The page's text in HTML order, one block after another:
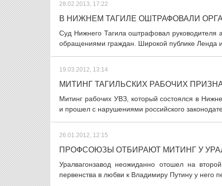
28.02.2013, 17:22
В НИЖНЕМ ТАГИЛЕ ОШТРАФОВАЛИ
Суд Нижнего Тагила оштрафовал руководителя
обращениями граждан. Широкой публике Ленда
19.03.2012, 13:14
МИТИНГ ТАГИЛЬСКИХ РАБОЧИХ
Митинг рабочих УВЗ, который состоялся в
и прошел с нарушениями российского
26.01.2012, 12:15
ПРОФСОЮЗЫ ОТБИРАЮТ МИТИНГ У
Уралвагонзавод неожиданно отошел на
первенства в любви к Владимиру Путину у него